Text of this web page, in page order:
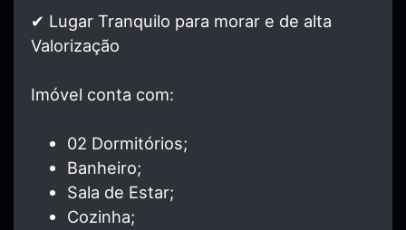
✔ Lugar Tranquilo para morar e de alta
Valorização
Imóvel conta com:
02 Dormitórios;
Banheiro;
Sala de Estar;
Cozinha;